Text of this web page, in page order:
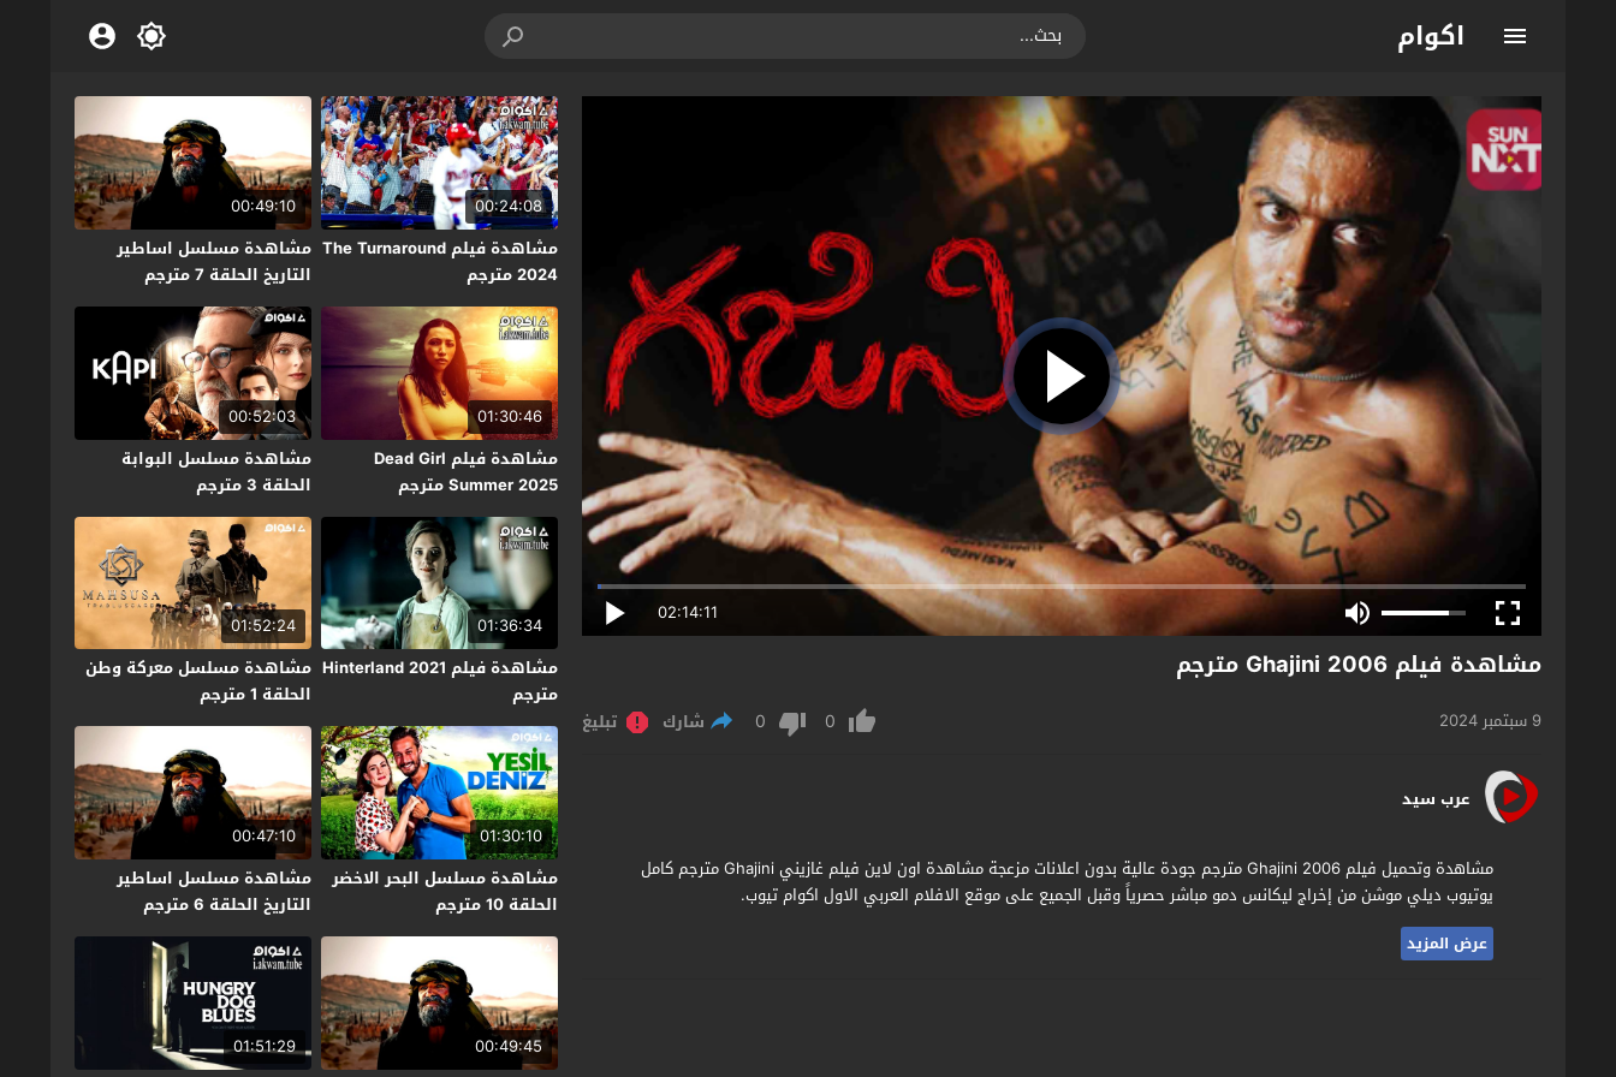
اكوام
02:14:11
مشاهدة فيلم Ghajini 2006 مترجم
9 سبتمبر 2024 0
0 شارك تبليغ
عرب سيد
مشاهدة وتحميل فيلم Ghajini 2006 مترجم جودة عالية بدون اعلانات مزعجة مشاهدة اون لاين فيلم غازيني Ghajini مترجم كامل
يوتيوب ديلي موشن من إخراج ليكانس دمو مباشر حصرياً وقبل الجميع على موقع الافلام العربي الاول اكوام تيوب.
عرض المزيد
00:24:08
مشاهدة فيلم The Turnaround
2024 مترجم
00:49:10
مشاهدة مسلسل اساطير
التاريخ الحلقة 7 مترجم
01:30:46
مشاهدة فيلم Dead Girl
Summer 2025 مترجم
00:52:03
مشاهدة مسلسل البوابة
الحلقة 3 مترجم
01:36:34
مشاهدة فيلم Hinterland 2021
مترجم
01:52:24
مشاهدة مسلسل معركة وطن
الحلقة 1 مترجم
01:30:10
مشاهدة مسلسل البحر الاخضر
الحلقة 10 مترجم
00:47:10
مشاهدة مسلسل اساطير
التاريخ الحلقة 6 مترجم
00:49:45
01:51:29